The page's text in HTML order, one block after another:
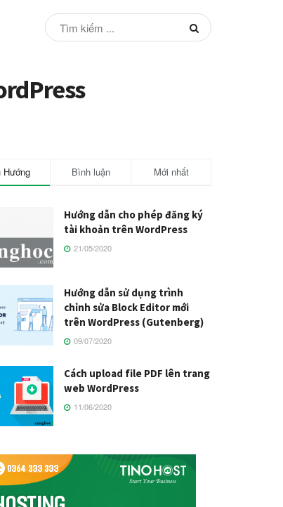
Hướng Bình luận Mới nhất
Hướng dẫn cho phép đăng ký
tài khoản trên WordPress
21/05/2020
Hướng dẫn sử dụng trình
chỉnh sửa Block Editor mới
trên WordPress (Gutenberg)
09/07/2020
Cách upload file PDF lên trang
web WordPress
11/06/2020